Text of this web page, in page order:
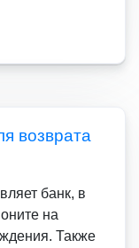
возврата
банк, в
на
Также